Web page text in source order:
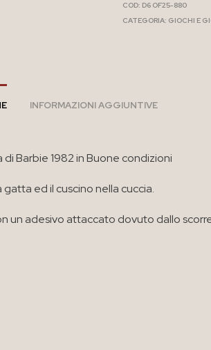
COD: D6 OF25-880
CATEGORIA: GIOCHI E
INFORMAZIONI AGGIUNTIVE
Barbie 1982 in Buone condizioni
ed il cuscino nella cuccia.
un adesivo attaccato dovuto dallo